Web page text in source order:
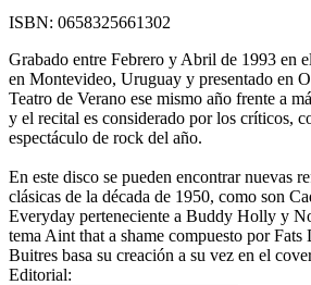
ISBN: 0658325661302
Grabado entre Febrero y Abril de 1993 en
en Montevideo, Uruguay y presentado en
Teatro de Verano ese mismo año frente a
y el recital es considerado por los críticos,
espectáculo de rock del año.
En este disco se pueden encontrar nuevas
clásicas de la década de 1950, como son
Everyday perteneciente a Buddy Holly y
tema Aint that a shame compuesto por
Buitres basa su creación a su vez en el
Editorial: